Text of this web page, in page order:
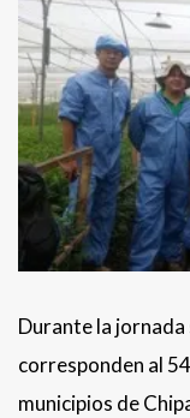
Durante la
corresponden al
municipios de